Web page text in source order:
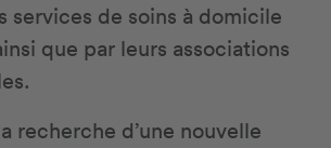
services de soins à domicile
que par leurs associations
recherche d’une nouvelle